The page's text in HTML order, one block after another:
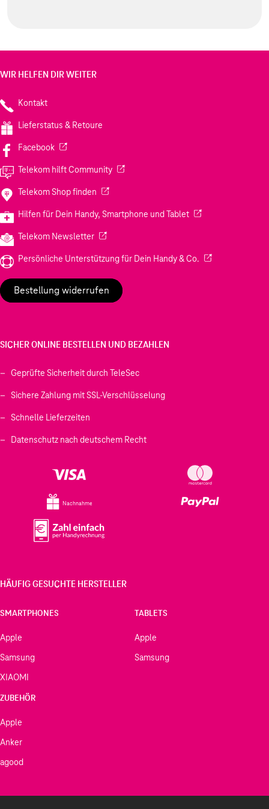
WIR HELFEN DIR WEITER
Kontakt
Lieferstatus & Retoure
Facebook(Wird in einem neuen Tab geöffnet)
Telekom hilft Community(Wird in einem neuen Tab geöffnet)
Telekom Shop finden (Wird in einem neuen Tab geöffnet)
Hilfen für Dein Handy, Smartphone und Tablet(Wird in einem
Telekom Newsletter(Wird in einem neuen Tab geöffnet)
Persönliche Unterstützung für Dein Handy & Co. (Wird in einem
Bestellung widerrufen
SICHER ONLINE BESTELLEN UND BEZAHLEN
Geprüfte Sicherheit durch TeleSec
Sichere Zahlung mit SSL-Verschlüsselung
Schnelle Lieferzeiten
Datenschutz nach deutschem Recht
Nachnahme
HÄUFIG GESUCHTE HERSTELLER
SMARTPHONES
Apple
Samsung
XIAOMI
TABLETS
Apple
Samsung
ZUBEHÖR
Apple
Anker
agood